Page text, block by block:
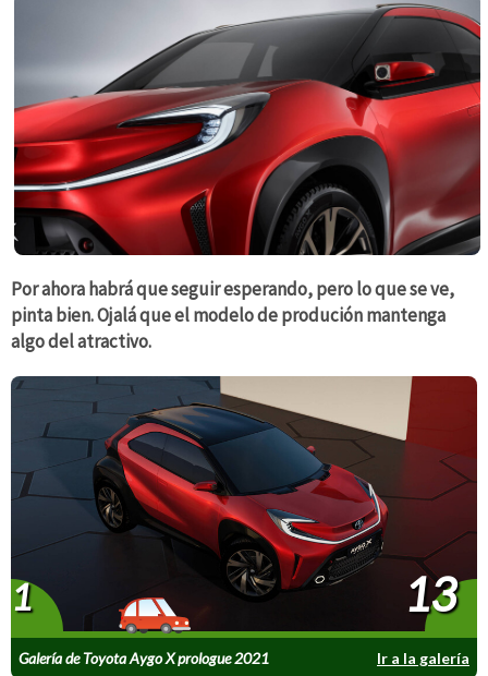
Por ahora habrá que seguir esperando, pero lo que se ve,
pinta bien. Ojalá que el modelo de produción mantenga
algo del atractivo.
Galería de Toyota Aygo X prologue 2021 Ir a la galería
1 13